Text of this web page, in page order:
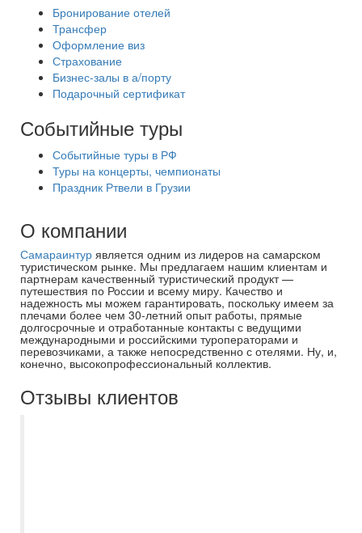
Бронирование отелей
Трансфер
Оформление виз
Страхование
Бизнес-залы в а/порту
Подарочный сертификат
Событийные туры
Событийные туры в РФ
Туры на концерты, чемпионаты
Праздник Ртвели в Грузии
О компании
Самараинтур является одним из лидеров на самарском
туристическом рынке. Мы предлагаем нашим клиентам и
партнерам качественный туристический продукт —
путешествия по России и всему миру. Качество и
надежность мы можем гарантировать, поскольку имеем за
плечами более чем 30-летний опыт работы, прямые
долгосрочные и отработанные контакты с ведущими
международными и российскими туроператорами и
перевозчиками, а также непосредственно с отелями. Ну, и,
конечно, высокопрофессиональный коллектив.
Отзывы клиентов